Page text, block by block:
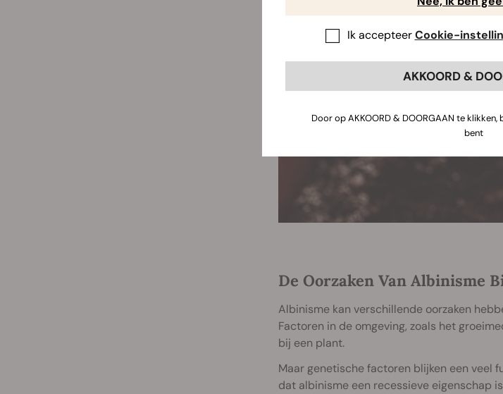
De Oorzaken Van Albinisme
Albinisme kan verschillende oorzaken
Factoren in de omgeving, zoals het
bij een plant.
Maar genetische factoren blijken een veel
dat albinisme een recessieve eigenschap
Ik accepteerCookie-
AKKOORD &
Door op AKKOORD & DOORGAAN te
bent